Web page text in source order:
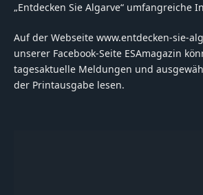
„Entdecken Sie Algarve“ umfangreiche
Auf der Webseite www.entdecken-sie-
unserer Facebook-Seite ESAmagazin
tagesaktuelle Meldungen und
der Printausgabe lesen.